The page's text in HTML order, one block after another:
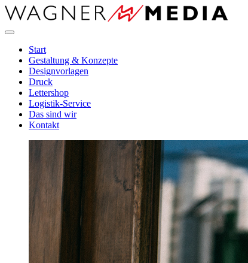
Direkt
zum
Inhalt
Start
Gestaltung & Konzepte
Designvorlagen
Druck
Lettershop
Logistik-Service
Das sind wir
Kontakt